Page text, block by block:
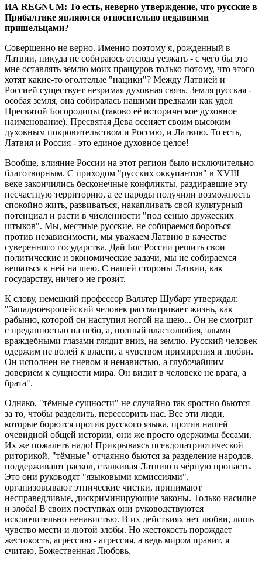
ИА REGNUM: То есть, неверно утверждение, что русские в
Прибалтике являются относительно недавними
пришельцами?
Совершенно не верно. Именно поэтому я, рожденный в
Латвии, никуда не собираюсь отсюда уезжать - с чего бы это
мне оставлять землю моих пращуров только потому, что этого
хотят какие-то оголтелые "нацики"? Между Латвией и
Россией существует незримая духовная связь. Земля русская -
особая земля, она собиралась нашими предками как удел
Пресвятой Богородицы (таково её историческое духовное
наименование). Пресвятая Дева осеняет своим высоким
духовным покровительством и Россию, и Латвию. То есть,
Латвия и Россия - это единое духовное целое!
Вообще, влияние России на этот регион было исключительно
благотворным. С приходом "русских оккупантов" в XVIII
веке закончились бесконечные конфликты, раздиравшие эту
несчастную территорию, а ее народы получили возможность
спокойно жить, развиваться, накапливать свой культурный
потенциал и расти в численности "под сенью дружеских
штыков". Мы, местные русские, не собираемся бороться
против независимости, мы уважаем Латвию в качестве
суверенного государства. Дай Бог России решить свои
политические и экономические задачи, мы не собираемся
вешаться к ней на шею. С нашей стороны Латвии, как
государству, ничего не грозит.
К слову, немецкий профессор Вальтер Шубарт утверждал:
"Западноевропейский человек рассматривает жизнь, как
рабыню, которой он наступил ногой на шею... Он не смотрит
с преданностью на небо, а, полный властолюбия, злыми
враждебными глазами глядит вниз, на землю. Русский человек
одержим не волей к власти, а чувством примирения и любви.
Он исполнен не гневом и ненавистью, а глубочайшим
доверием к сущности мира. Он видит в человеке не врага, а
брата".
Однако, "тёмные сущности" не случайно так яростно бьются
за то, чтобы разделить, перессорить нас. Все эти люди,
которые борются против русского языка, против нашей
очевидной общей истории, они же просто одержимы бесами.
Их же пожалеть надо! Прикрываясь псевдопатриотической
риторикой, "тёмные" отчаянно бьются за разделение народов,
поддерживают раскол, сталкивая Латвию в чёрную пропасть.
Это они руководят "языковыми комиссиями",
организовывают этнические чистки, принимают
несправедливые, дискриминирующие законы. Только насилие
и злоба! В своих поступках они руководствуются
исключительно ненавистью. В их действиях нет любви, лишь
чувство мести и лютой злобы. Но жестокость порождает
жестокость, агрессию - агрессия, а ведь миром правит, я
считаю, Божественная Любовь.